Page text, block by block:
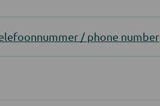
/ phone number